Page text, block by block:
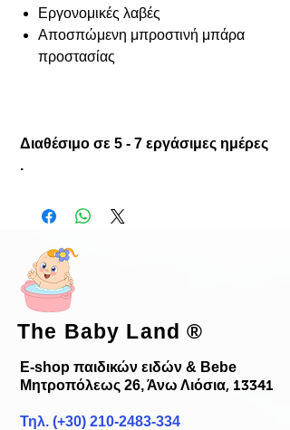
Εργονομικές λαβές
Αποσπώμενη μπροστινή μπάρα
προστασίας
Διαθέσιμο σε 5 - 7 εργάσιμες ημέρες
.
The Baby Land®
E-shop παιδικών ειδών & Bebe
Μητροπόλεως 26, Άνω Λιόσια, 13341
Τηλ. (+30) 210-2483-334